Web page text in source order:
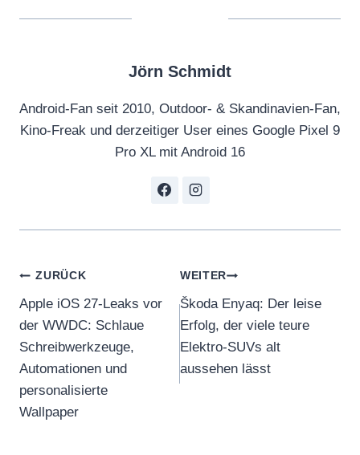
Jörn Schmidt
Android-Fan seit 2010, Outdoor- & Skandinavien-Fan,
Kino-Freak und derzeitiger User eines Google Pixel 9
Pro XL mit Android 16
Beitragsnavigation
ZURÜCK
Apple iOS 27-Leaks vor
der WWDC: Schlaue
Schreibwerkzeuge,
Automationen und
personalisierte
Wallpaper
WEITER
Škoda Enyaq: Der leise
Erfolg, der viele teure
Elektro-SUVs alt
aussehen lässt